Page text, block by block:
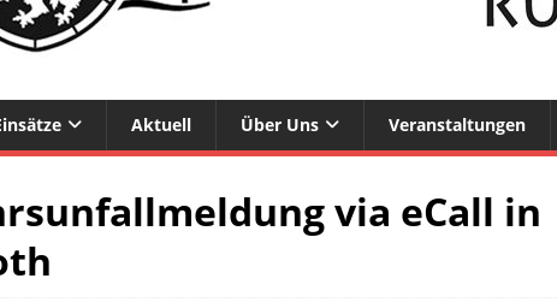
Aktuell Über Uns Veranstaltungen
via eCall in